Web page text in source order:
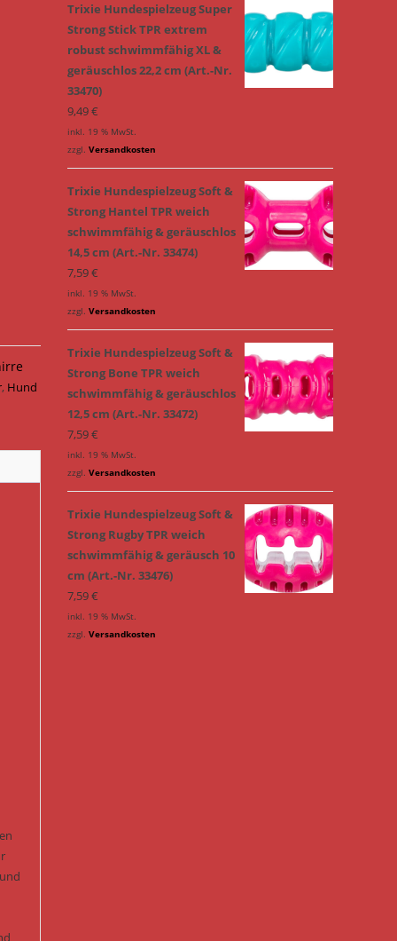
, Hund
Trixie Hundespielzeug Super
Strong Stick TPR extrem
robust schwimmfähig XL &
geräuschlos 22,2 cm (Art.-Nr.
33470)
9,49€
inkl. 19 % MwSt.
zzgl. Versandkosten
Trixie Hundespielzeug Soft &
Strong Hantel TPR weich
schwimmfähig & geräuschlos
14,5 cm (Art.-Nr. 33474)
7,59€
inkl. 19 % MwSt.
zzgl. Versandkosten
Trixie Hundespielzeug Soft &
Strong Bone TPR weich
schwimmfähig & geräuschlos
12,5 cm (Art.-Nr. 33472)
7,59€
inkl. 19 % MwSt.
zzgl. Versandkosten
Trixie Hundespielzeug Soft &
Strong Rugby TPR weich
schwimmfähig & geräusch 10
cm (Art.-Nr. 33476)
7,59€
inkl. 19 % MwSt.
zzgl. Versandkosten